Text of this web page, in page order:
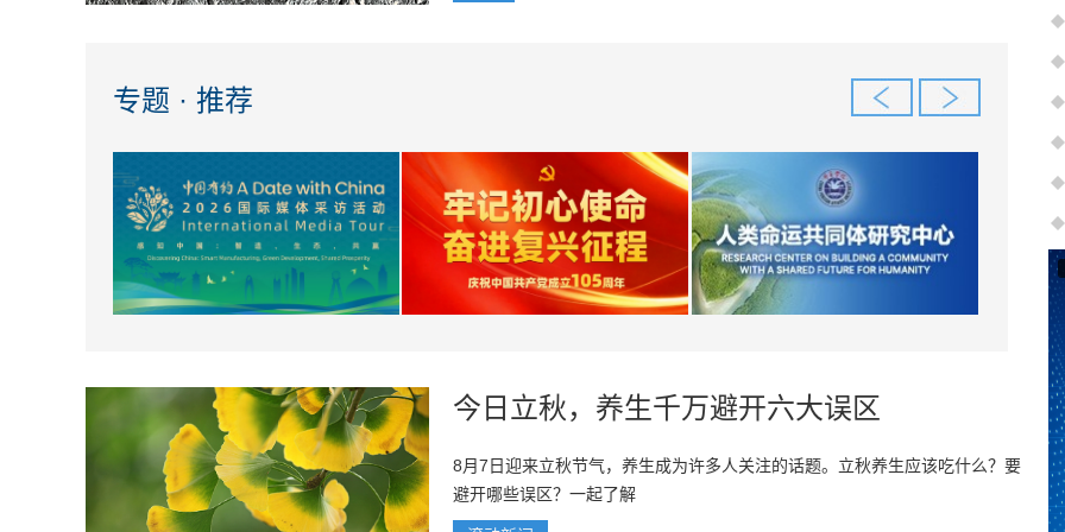
专题 · 推荐
今日立秋，养生千万避开六大误区
8月7日迎来立秋节气，养生成为许多人关注的话题。立秋养生应该吃什么？要
避开哪些误区？一起了解